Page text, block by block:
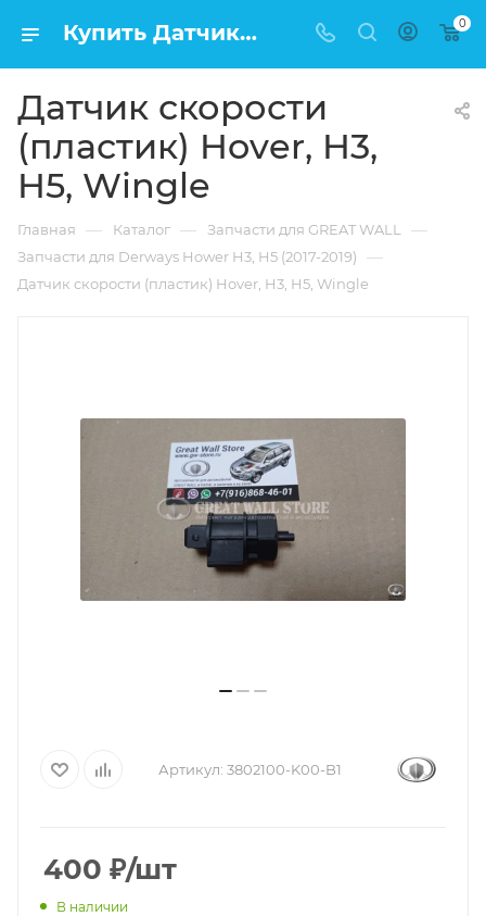
Купить Датчик скорости (пластик) Hover, H3, H5, Wingle в Москве по низкой цене 0
Датчик скорости
(пластик) Hover, H3,
H5, Wingle
Главная — Каталог — Запчасти для GREAT WALL —
Запчасти для Derways Hower H3, H5 (2017-2019) —
Датчик скорости (пластик) Hover, H3, H5, Wingle
Артикул: 3802100-K00-B1
400 ₽/шт
В наличии